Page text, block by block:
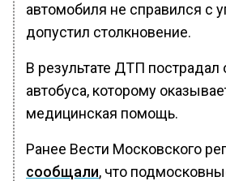
автомобиля не справился с
допустил столкновение.
В результате ДТП
автобуса, которому
медицинская помощь.
Ранее Вести Московского
сообщали, что